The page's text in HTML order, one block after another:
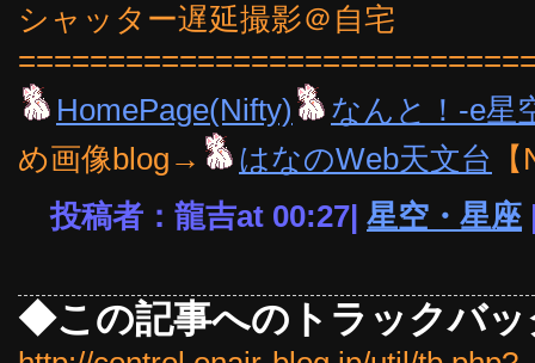
シャッター遅延撮影＠自宅
HomePage(Nifty)
なんと！-e星
め画像blog→
はなのWeb天文台
投稿者：龍吉at 00:27| 星空・星座
◆この記事へのトラックバッ